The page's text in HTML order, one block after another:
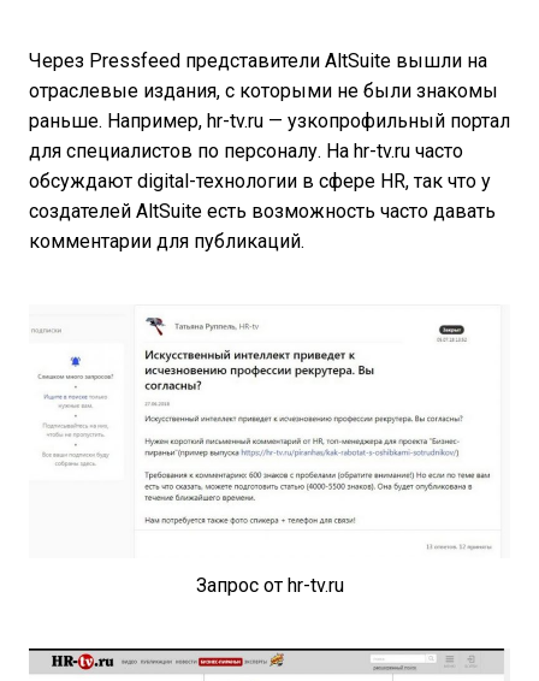
Через Pressfeed представители AltSuite вышли на
отраслевые издания, с которыми не были знакомы
раньше. Например, hr-tv.ru — узкопрофильный портал
для специалистов по персоналу. На hr-tv.ru часто
обсуждают digital-технологии в сфере HR, так что у
создателей AltSuite есть возможность часто давать
комментарии для публикаций.
Запрос от hr-tv.ru